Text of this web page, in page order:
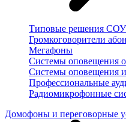
Типовые решения
Громкоговорители
Мегафоны
Системы оповещения
Системы оповещения
Профессиональные
Радиомикрофонные
Домофоны и переговорные